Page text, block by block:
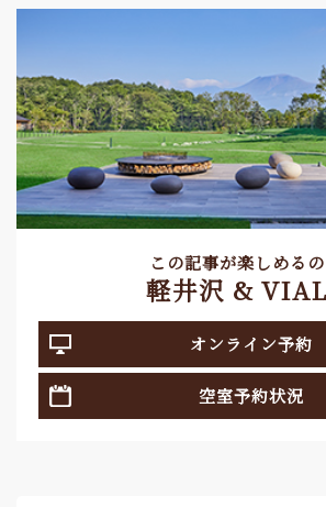
この記事が楽しめる
軽井沢 &
オンライン予約
空室予約状況